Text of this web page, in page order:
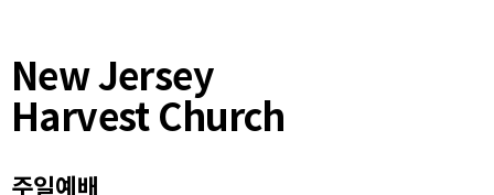
New Jersey
Harvest Church
주일예배